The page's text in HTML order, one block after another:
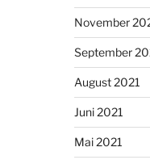
November
September
August 2021
Juni 2021
Mai 2021